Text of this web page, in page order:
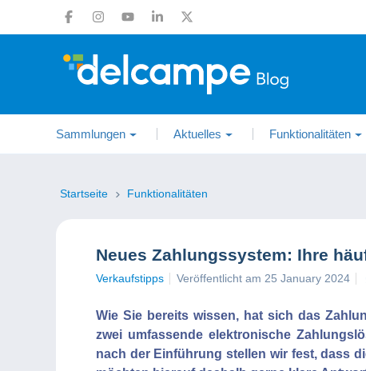
Sammlungen Aktuelles Funktionalitäten
Startseite Funktionalitäten
Neues Zahlungssystem: Ihre
Verkaufstipps Veröffentlicht am 25 January 2024
Wie Sie bereits wissen, hat sich das
zwei umfassende elektronische
nach der Einführung stellen wir fest, dass